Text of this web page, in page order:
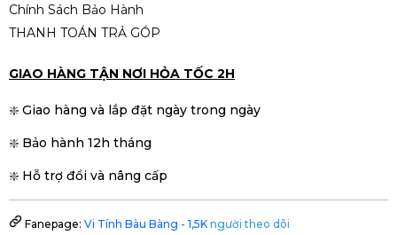
Chính Sách Bảo Hành
THANH TOÁN TRẢ GÓP
GIAO HÀNG TẬN NƠI HỎA TỐC 2H
❇️ Giao hàng và lắp đặt ngày trong ngày
❇️ Bảo hành 12h tháng
❇️ Hỗ trợ đổi và nâng cấp
Fanepage: Vi Tính Bàu Bàng - 1,5K người theo dõi